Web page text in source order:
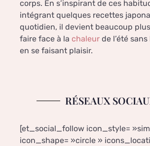
corps. En s’inspirant de ces
intégrant quelques recettes
quotidien, il devient beaucoup
faire face à la chaleur de l’été
en se faisant plaisir.
RÉSEAUX
[et_social_follow icon_style=
icon_shape= »circle »